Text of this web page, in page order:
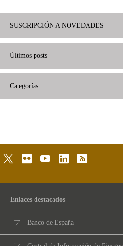
SUSCRIPCIÓN A NOVEDADES
Últimos posts
Categorías
twitterflickr youtubelinkedinrss
Enlaces destacados
Banco de España